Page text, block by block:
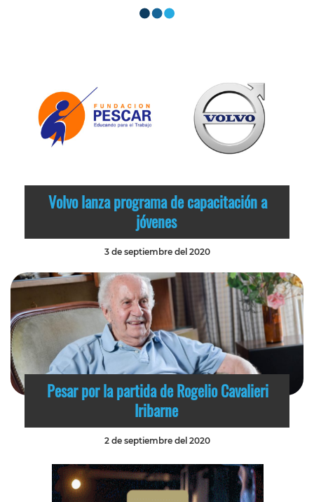
Volvo lanza programa de capacitación a
jóvenes
3 de septiembre del 2020
Pesar por la partida de Rogelio Cavalieri
Iribarne
2 de septiembre del 2020